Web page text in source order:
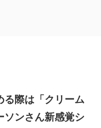
る際は「クリーム
ソンさん新感覚シ